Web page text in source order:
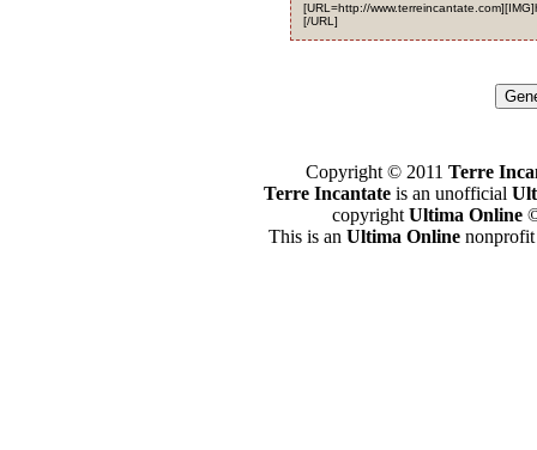
[URL=http://
[/URL]
Copyright © 2011 Terre
Terre Incantate is an unofficial
copyright Ultima Online©
This is an Ultima Online